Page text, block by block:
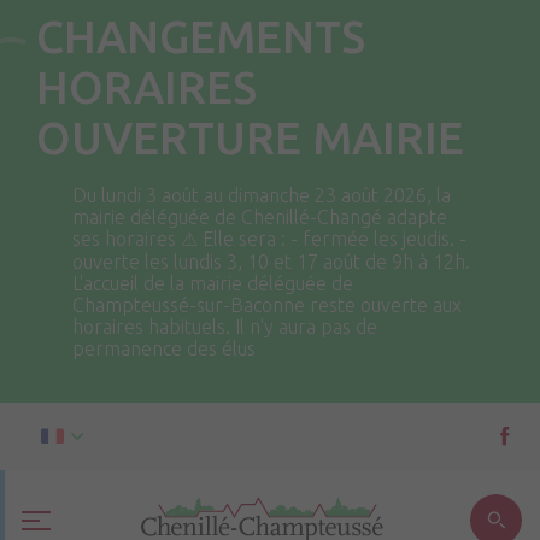
CHANGEMENTS
HORAIRES
OUVERTURE MAIRIE
Du lundi 3 août au dimanche 23 août 2026, la
mairie déléguée de Chenillé-Changé adapte
ses horaires ⚠ Elle sera : - fermée les jeudis. -
ouverte les lundis 3, 10 et 17 août de 9h à 12h.
L'accueil de la mairie déléguée de
Champteussé-sur-Baconne reste ouverte aux
horaires habituels. Il n'y aura pas de
permanence des élus